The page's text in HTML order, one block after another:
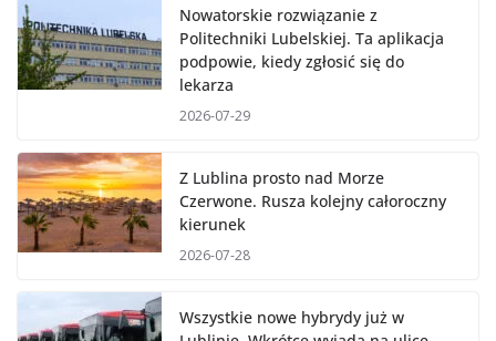
Nowatorskie rozwiązanie z
Politechniki Lubelskiej. Ta aplikacja
podpowie, kiedy zgłosić się do
lekarza
2026-07-29
Z Lublina prosto nad Morze
Czerwone. Rusza kolejny całoroczny
kierunek
2026-07-28
Wszystkie nowe hybrydy już w